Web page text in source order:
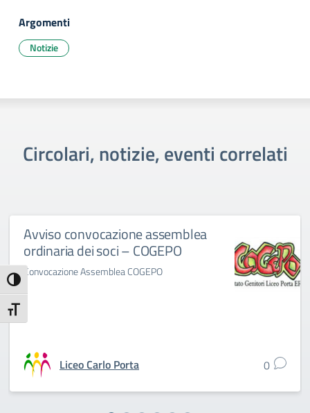
Attiva/disattiva alto contrasto
Attiva/disattiva dimensione testo
Argomenti
Notizie
Circolari, notizie, eventi correlati
Avviso convocazione assemblea
ordinaria dei soci – COGEPO
Convocazione Assemblea COGEPO
Liceo Carlo Porta 0